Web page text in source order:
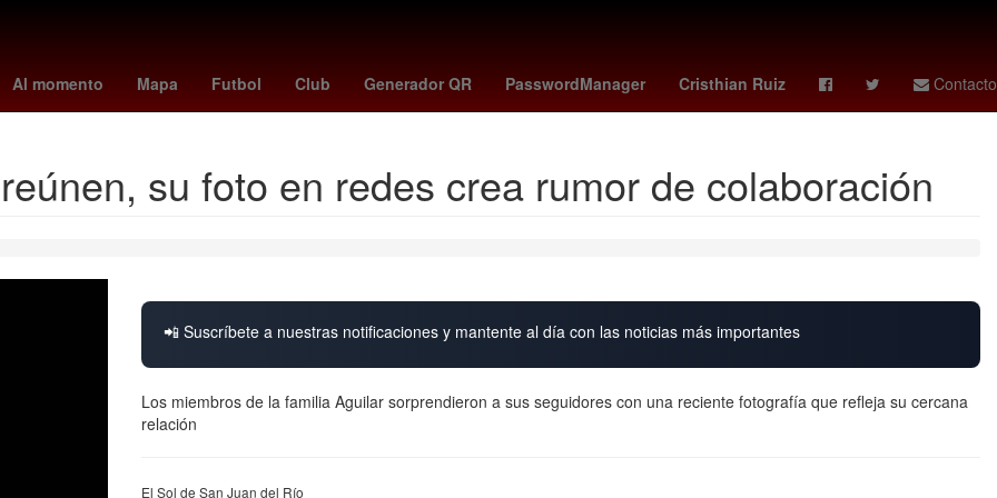
Al momento Mapa Futbol Club Generador QR PasswordManager Cristhian Ruiz Contacto
magomedov Antoine Griezmann política toy story 5 tiene escena post creditos miami vs san luis Venezolanos Cohete
su foto en redes crea rumor de colaboración
📲 Suscríbete a nuestras notificaciones y mantente al día con las noticias más importantes
Los miembros de la familia Aguilar sorprendieron a sus seguidores con una reciente fotografía que refleja su cercana
relación
El Sol de San Juan del Río